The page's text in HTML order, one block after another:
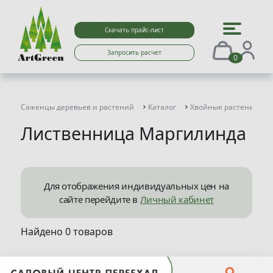
Скачать прайс-лист
Запросить расчет 0
Саженцы деревьев и растений Каталог Хвойные растения
Лиственница Маргилинда
Для отображения индивидуальных цен на
сайте перейдите в Личный кабинет
Найдено 0 товаров